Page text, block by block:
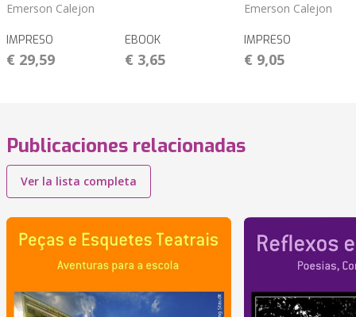
Emerson Calejon
IMPRESO
€ 29,59
EBOOK
€ 3,65
Emerson Calejon
IMPRESO
€ 9,05
Publicaciones relacionadas
Ver la lista completa